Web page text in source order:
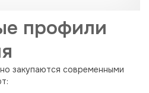
профили
закупаются современными